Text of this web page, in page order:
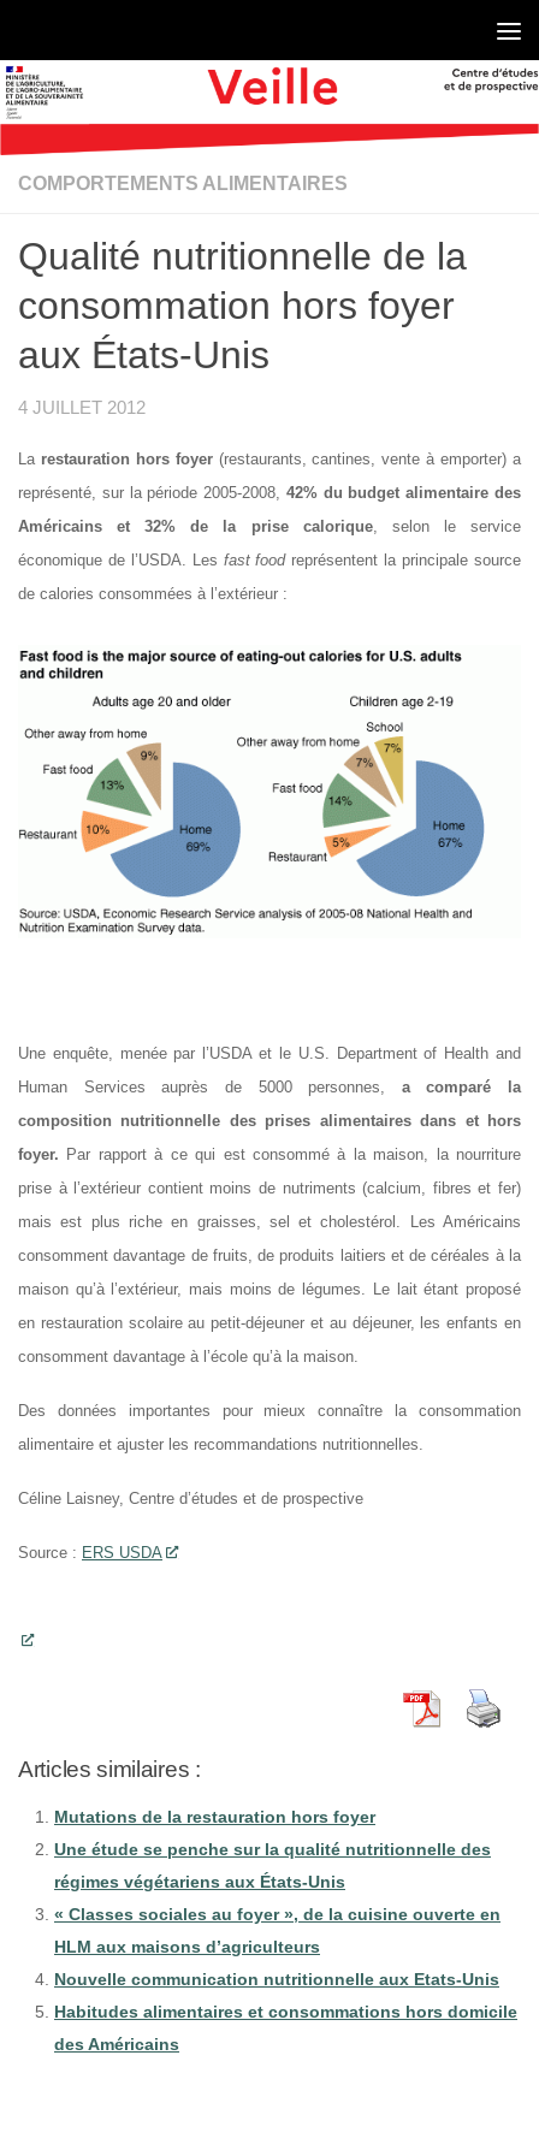
COMPORTEMENTS ALIMENTAIRES
Qualité nutritionnelle de la
consommation hors foyer
aux États-Unis
4 JUILLET 2012
La restauration hors foyer(restaurants, cantines, vente à emporter) a
représenté, sur la période 2005-2008, 42% du budget alimentaire des
Américains et 32% de la prise calorique, selon le service
économique de l’USDA. Les fast foodreprésentent la principale source
de calories consommées à l’extérieur :
Une enquête, menée par l’USDA et le U.S. Department of Health and
Human Services auprès de 5000 personnes, a comparé la
composition nutritionnelle des prises alimentaires dans et hors
foyer. Par rapport à ce qui est consommé à la maison, la nourriture
prise à l’extérieur contient moins de nutriments (calcium, fibres et fer)
mais est plus riche en graisses, sel et cholestérol. Les Américains
consomment davantage de fruits, de produits laitiers et de céréales à la
maison qu’à l’extérieur, mais moins de légumes. Le lait étant proposé
en restauration scolaire au petit-déjeuner et au déjeuner, les enfants en
consomment davantage à l’école qu’à la maison.
Des données importantes pour mieux connaître la consommation
alimentaire et ajuster les recommandations nutritionnelles.
Céline Laisney, Centre d’études et de prospective
Source : ERS USDA
Articles similaires :
Mutations de la restauration hors foyer
Une étude se penche sur la qualité nutritionnelle des
régimes végétariens aux États-Unis
« Classes sociales au foyer », de la cuisine ouverte en
HLM aux maisons d’agriculteurs
Nouvelle communication nutritionnelle aux Etats-Unis
Habitudes alimentaires et consommations hors domicile
des Américains